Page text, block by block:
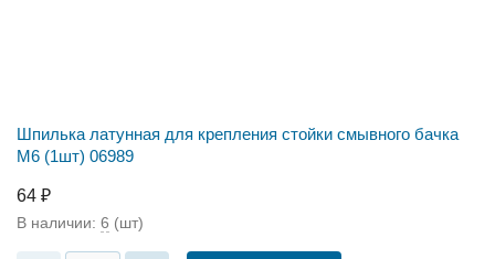
Шпилька латунная для крепления стойки смывного бачка
М6 (1шт) 06989
64 ₽
В наличии: 6 (шт)